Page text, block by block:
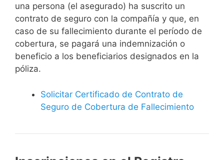
una persona (el asegurado) ha suscrito un
contrato de seguro con la compañía y que, en
caso de su fallecimiento durante el período de
cobertura, se pagará una indemnización o
beneficio a los beneficiarios designados en la
póliza.
Solicitar Certificado de Contrato de
Seguro de Cobertura de Fallecimiento